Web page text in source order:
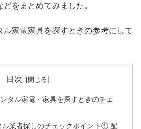
をまとめてみました。
家電家具を探すときの参考にして
目次
タル家電・家具を探すときのチェ
ル業者探しのチェックポイント① 配